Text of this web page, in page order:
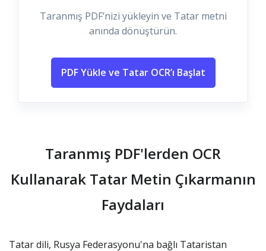
Taranmış PDF’nizi yükleyin ve Tatar metni
anında dönüştürün.
PDF Yükle ve Tatar OCR’ı Başlat
Taranmış PDF'lerden OCR
Kullanarak Tatar Metin Çıkarmanın
Faydaları
Tatar dili, Rusya Federasyonu'na bağlı Tataristan